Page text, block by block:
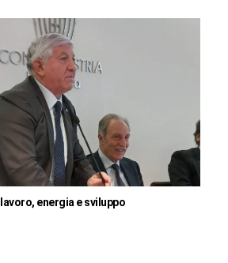
energia e sviluppo